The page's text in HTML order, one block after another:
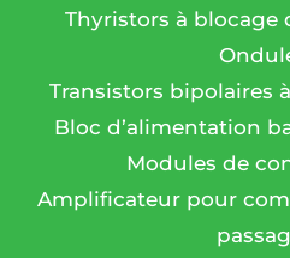
Thyristors à blocage
Transistors bipolaires
Bloc d’alimentation
Modules de
Amplificateur pour